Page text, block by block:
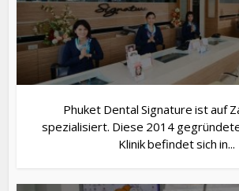
Phuket Dental Signature ist auf
spezialisiert. Diese 2014
Klinik befindet sich in...